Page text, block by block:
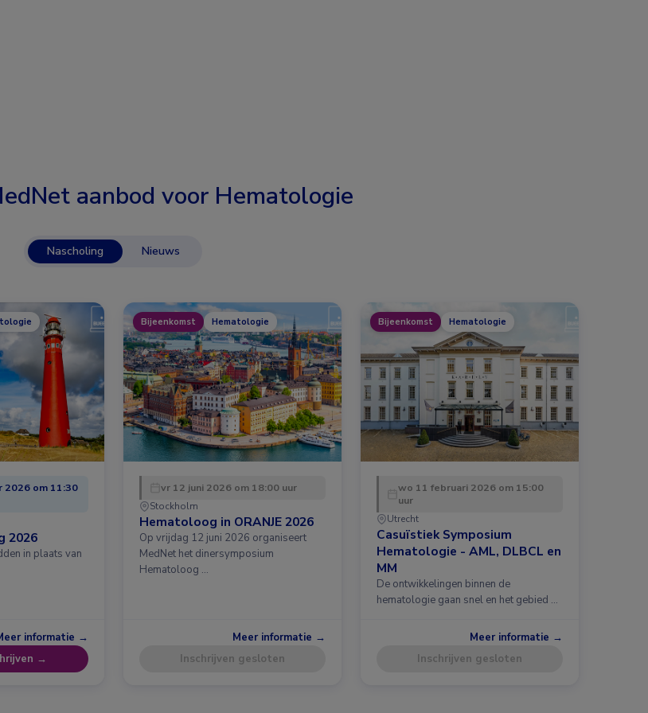
aanbod voor Hematologie
Nascholing Nieuws
2026 om 11:30
2026
in plaats van
informatie →
→
Bijeenkomst Hematologie
vr 12 juni 2026 om 18:00 uur
Stockholm
Hematoloog in ORANJE 2026
Op vrijdag 12 juni 2026 organiseert
MedNet het dinersymposium
Hematoloog …
Meer informatie →
Inschrijven gesloten
Bijeenkomst Hematologie
wo 11 februari 2026 om 15:00
uur
Utrecht
Casuïstiek Symposium
Hematologie - AML, DLBCL en
MM
De ontwikkelingen binnen de
hematologie gaan snel en het gebied …
Meer informatie →
Inschrijven gesloten